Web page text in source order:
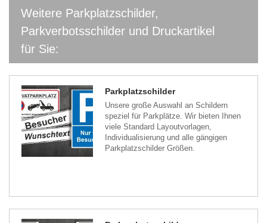
Weitere Parkplatzschilder,
Parkverbotsschilder und Druckartikel
für Sie:
Parkplatzschilder
Unsere große Auswahl an Schildern
speziel für Parkplätze. Wir bieten Ihnen
viele Standard Layoutvorlagen,
Individualisierung und alle gängigen
Parkplatzschilder Größen.